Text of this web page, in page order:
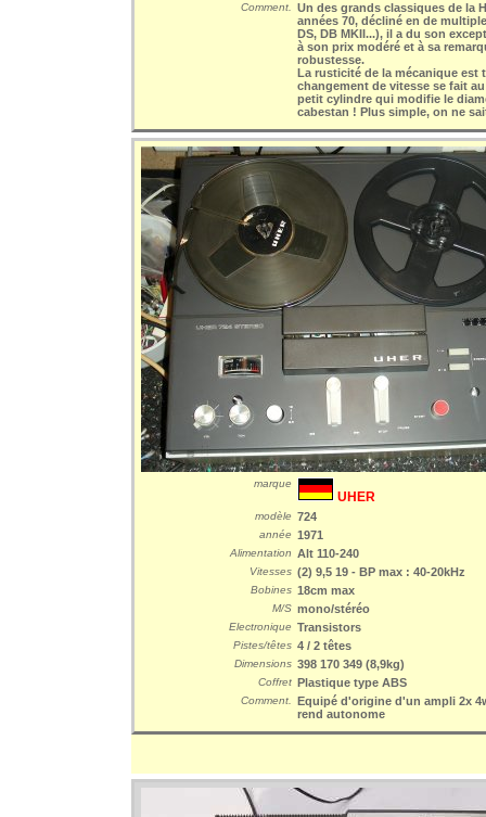
Comment.
Un des grands classiques de la
années 70, décliné en de
DS, DB MKII...), il a du son
à son prix modéré et à sa
robustesse.
La rusticité de la mécanique est
changement de vitesse se fait
petit cylindre qui modifie le
cabestan ! Plus simple, on ne
marque
UHER
modèle 724
année 1971
Alimentation Alt 110-240
Vitesses (2) 9,5 19 - BP max : 40-20kHz
Bobines 18cm max
M/S mono/stéréo
Electronique Transistors
Pistes/têtes 4 / 2 têtes
Dimensions 398 170 349 (8,9kg)
Coffret Plastique type ABS
Comment.
Equipé d'origine d'un ampli 2x
rend autonome